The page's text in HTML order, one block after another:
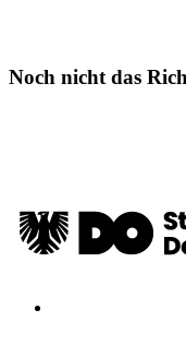
Noch nicht das